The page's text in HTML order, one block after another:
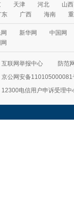
互联网举报中心
防范
京公网安备110105000081
12300电信用户申诉受理中